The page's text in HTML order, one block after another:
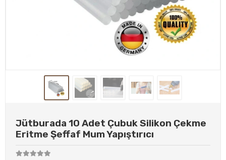
Jütburada 10 Adet Çubuk Silikon Çekme
Eritme Şeffaf Mum Yapıştırıcı